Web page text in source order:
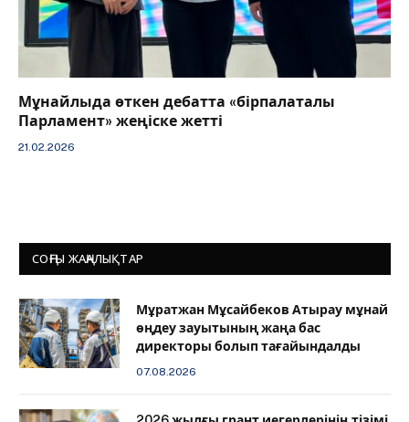
Мұнайлыда өткен дебатта «бірпалаталы
Парламент» жеңіске жетті
21.02.2026
СОҢҒЫ ЖАҢАЛЫҚТАР
Мұратжан Мұсайбеков Атырау мұнай
өңдеу зауытының жаңа бас
директоры болып тағайындалды
07.08.2026